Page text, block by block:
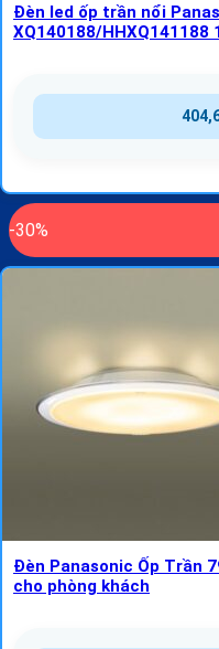
Đèn led ốp trần nổi
XQ140188/HHXQ141188
-30%
Đèn Panasonic Ốp Trần
cho phòng khách